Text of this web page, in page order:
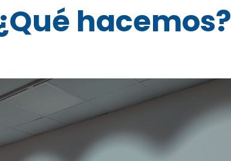
hacemos?